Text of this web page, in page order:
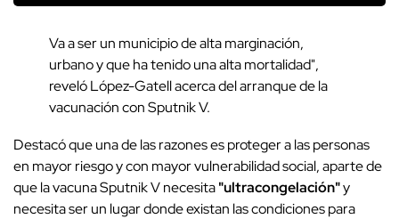
Va a ser un municipio de alta marginación,
urbano y que ha tenido una alta mortalidad",
reveló López-Gatell acerca del arranque de la
vacunación con Sputnik V.
Destacó que una de las razones es proteger a las personas
en mayor riesgo y con mayor vulnerabilidad social, aparte de
que la vacuna Sputnik V necesita"ultracongelación"y
necesita ser un lugar donde existan las condiciones para